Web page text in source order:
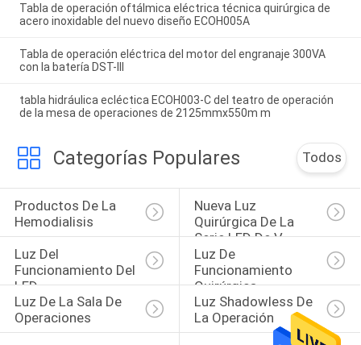
Tabla de operación oftálmica eléctrica técnica quirúrgica de
acero inoxidable del nuevo diseño ECOH005A
Tabla de operación eléctrica del motor del engranaje 300VA
con la batería DST-III
tabla hidráulica ecléctica ECOH003-C del teatro de operación
de la mesa de operaciones de 2125mmx550m m
Categorías Populares Todos
Productos De La
Hemodialisis
Nueva Luz
Quirúrgica De La
Serie LED De V
Luz Del
Funcionamiento Del
LED
Luz De
Funcionamiento
Quirúrgica
Luz De La Sala De
Operaciones
Luz Shadowless De
La Operación